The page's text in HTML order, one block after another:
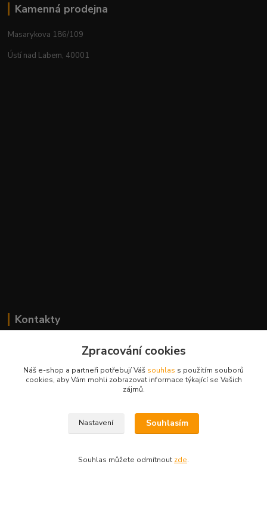
Kamenná prodejna
Masarykova 186/109
Ústí nad Labem, 40001
Kontakty
Zipsy.cz
(Po-Čtv, 8-15 hod.)
Zpracování cookies
Náš e-shop a partneři potřebují Váš souhlas s použitím souborů
cookies, aby Vám mohli zobrazovat informace týkající se Vašich
zájmů.
Nastavení Souhlasím
Souhlas můžete odmítnout zde.